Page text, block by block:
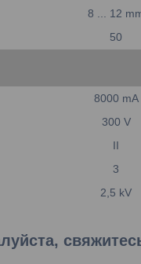
8 ... 12
50
8000 mA
300 V
II
3
2,5 kV